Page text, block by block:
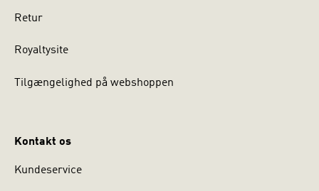
Retur
Royaltysite
Tilgængelighed på webshoppen
Kontakt os
Kundeservice